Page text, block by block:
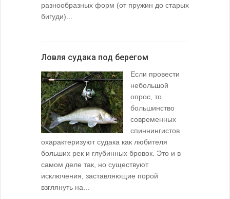
разнообразных форм (от пружин до старых
бигуди)...
Ловля судака под берегом
Если провести
небольшой
опрос, то
большинство
современных
спиннингистов
охарактеризуют судака как любителя
больших рек и глубинных бровок. Это и в
самом деле так, но существуют
исключения, заставляющие порой
взглянуть на...